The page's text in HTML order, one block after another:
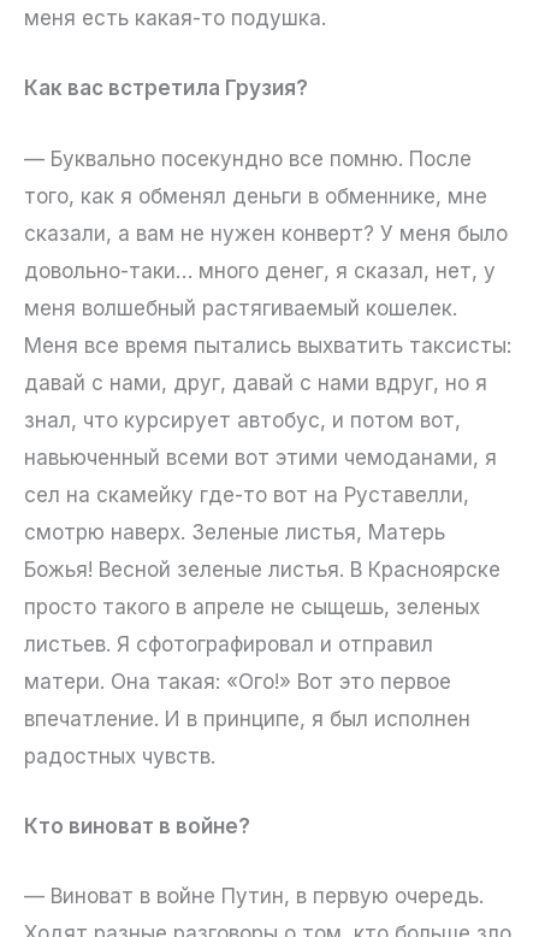
меня есть какая-то подушка.
Как вас встретила Грузия?
— Буквально посекундно все помню. После
того, как я обменял деньги в обменнике, мне
сказали, а вам не нужен конверт? У меня было
довольно-таки… много денег, я сказал, нет, у
меня волшебный растягиваемый кошелек.
Меня все время пытались выхватить таксисты:
давай с нами, друг, давай с нами вдруг, но я
знал, что курсирует автобус, и потом вот,
навьюченный всеми вот этими чемоданами, я
сел на скамейку где-то вот на Руставелли,
смотрю наверх. Зеленые листья, Матерь
Божья! Весной зеленые листья. В Красноярске
просто такого в апреле не сыщешь, зеленых
листьев. Я сфотографировал и отправил
матери. Она такая: «Ого!» Вот это первое
впечатление. И в принципе, я был исполнен
радостных чувств.
Кто виноват в войне?
— Виноват в войне Путин, в первую очередь.